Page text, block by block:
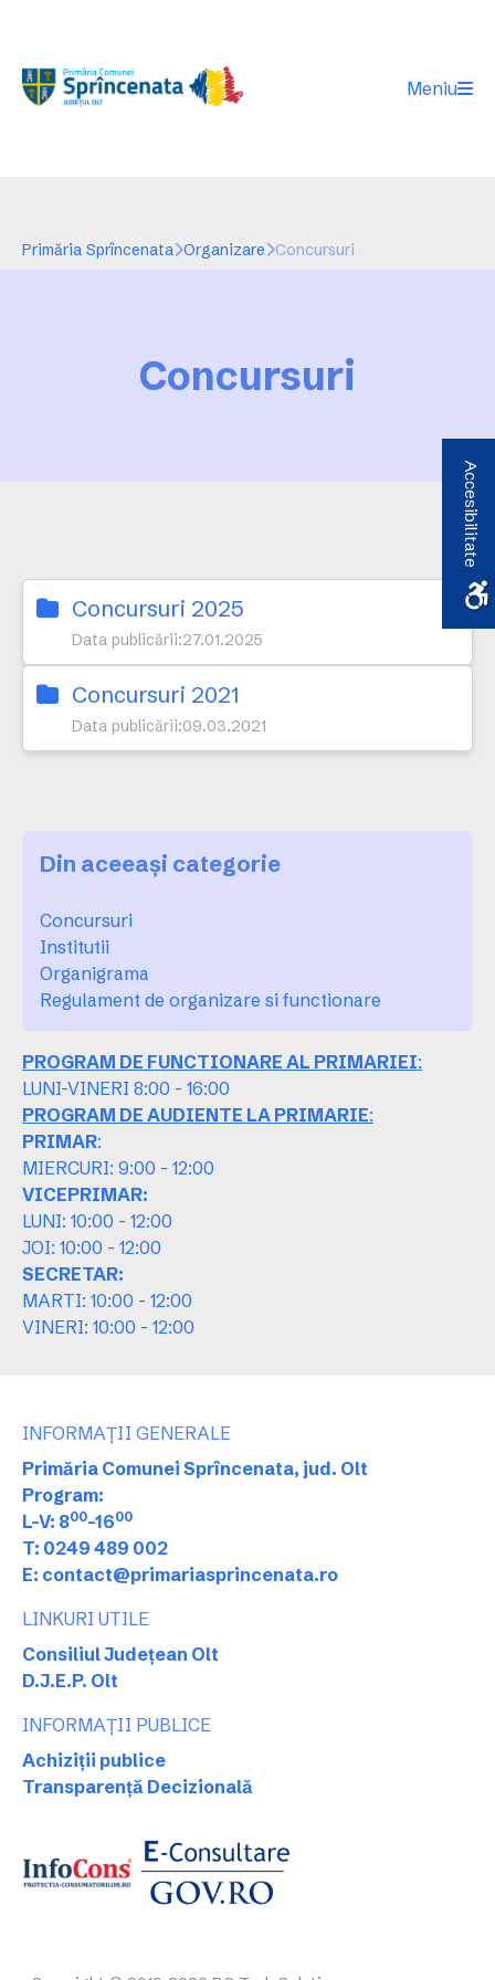
Meniu
Primăria Sprîncenata Organizare Concursuri
Concursuri
Concursuri 2025
Data publicării:27.01.2025
Concursuri 2021
Data publicării:09.03.2021
Din aceeași categorie
Concursuri
Institutii
Organigrama
Regulament de organizare si functionare
PROGRAM DE FUNCTIONARE AL PRIMARIEI:
LUNI-VINERI 8:00 - 16:00
PROGRAM DE AUDIENTE LA PRIMARIE:
PRIMAR:
MIERCURI: 9:00 - 12:00
VICEPRIMAR:
LUNI: 10:00 - 12:00
JOI: 10:00 - 12:00
SECRETAR:
MARTI: 10:00 - 12:00
VINERI: 10:00 - 12:00
INFORMAȚII GENERALE
Primăria Comunei Sprîncenata, jud. Olt
Program:
L-V: 800-1600
T: 0249 489 002
E: contact@primariasprincenata.ro
LINKURI UTILE
Consiliul Județean Olt
D.J.E.P. Olt
INFORMAȚII PUBLICE
Achiziții publice
Transparență Decizională
Accesibilitate